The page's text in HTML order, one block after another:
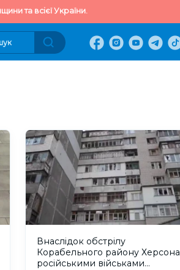
та всієї України.
Внаслідок обстрілу
Корабельного району Херсона
російськими військами